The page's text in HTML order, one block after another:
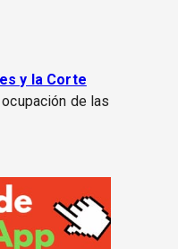
y la Corte
de las